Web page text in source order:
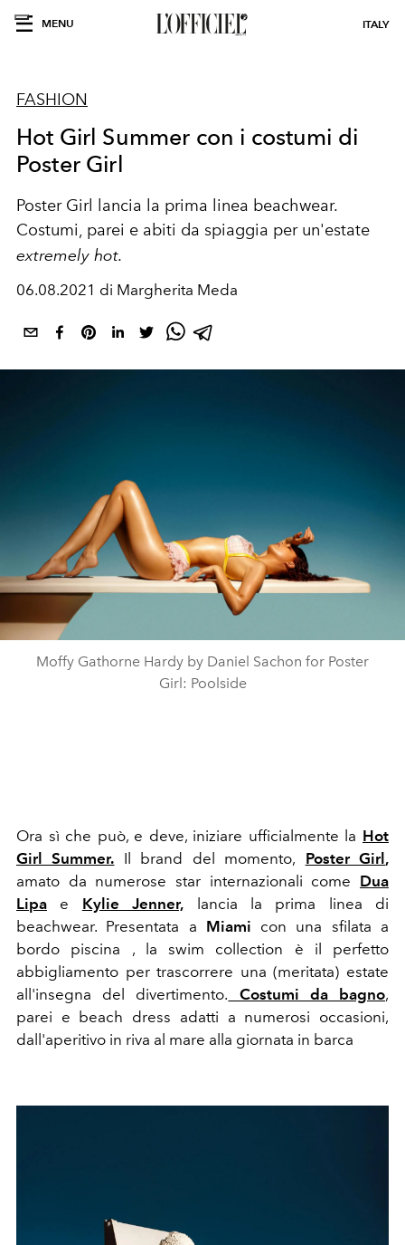
MENU ITALY
FASHION
Hot Girl Summer con i costumi di
Poster Girl
Poster Girl lancia la prima linea beachwear.
Costumi, parei e abiti da spiaggia per un'estate
extremely hot.
06.08.2021 di Margherita Meda
Moffy Gathorne Hardy by Daniel Sachon for Poster
Girl: Poolside
Ora sì che può, e deve, iniziare ufficialmente la Hot
Girl Summer. Il brand del momento, Poster Girl,
amato da numerose star internazionali come Dua
Lipa e Kylie Jenner, lancia la prima linea di
beachwear. Presentata a Miami con una sfilata a
bordo piscina , la swim collection è il perfetto
abbigliamento per trascorrere una (meritata) estate
all'insegna del divertimento. Costumi da bagno,
parei e beach dress adatti a numerosi occasioni,
dall'aperitivo in riva al mare alla giornata in barca